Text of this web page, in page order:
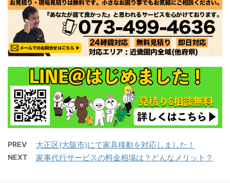
PREV 大正区(大阪市)にて家具移動を対応しました！
NEXT 家事代行サービスの料金相場は？どんなメリット？